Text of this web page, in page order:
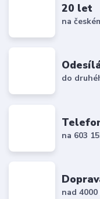
20 let
na
do
na 603
nad 4000